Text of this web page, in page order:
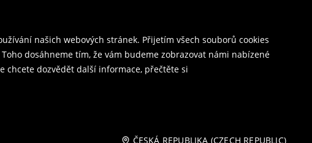
našich webových stránek. Přijetím všech souborů cookies
dosáhneme tím, že vám budeme zobrazovat námi nabízené
chcete dozvědět další informace, přečtěte si
ČESKÁ REPUBLIKA (CZECH REPUBLIC)